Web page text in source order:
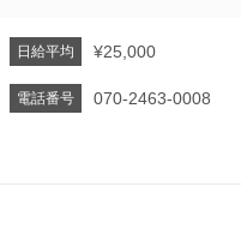
日給平均 ¥25,000
電話番号 070-2463-0008